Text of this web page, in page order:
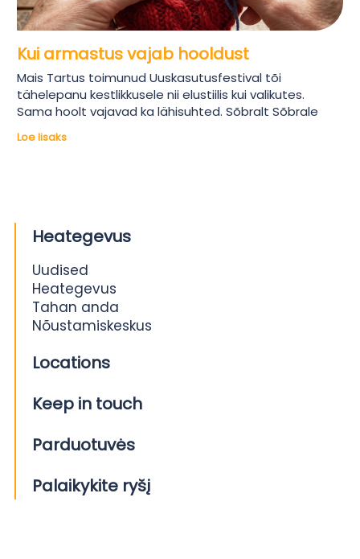
Kui armastus vajab hooldust
Mais Tartus toimunud Uuskasutusfestival tõi
tähelepanu kestlikkusele nii elustiilis kui valikutes.
Sama hoolt vajavad ka lähisuhted. Sõbralt Sõbrale
Loe lisaks
Heategevus
Uudised
Heategevus
Tahan anda
Nõustamiskeskus
Locations
Keep in touch
Parduotuvės
Palaikykite ryšį